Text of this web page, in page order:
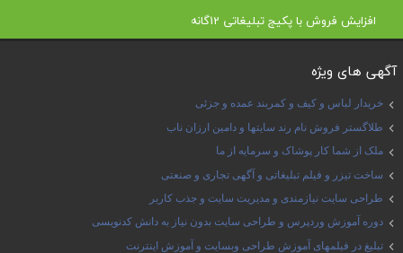
افزایش فروش با پکیج تبلیغاتی 12گانه
آگهی های ویژه
خریدار لباس و کیف و کمربند عمده و جزئی
طلاگستر فروش نام رند سایتها و دامین ارزان ناب
ملک از شما کار پوشاک و سرمایه از ما
ساخت تیزر و فیلم تبلیغاتی و آگهی تجاری و صنعتی
طراحی سایت نیازمندی و مدیریت سایت و جذب کاربر
دوره آموزش وردپرس و طراحی سایت بدون نیاز به دانش کدنویسی
تبلیغ در فیلمهای آموزش طراحی وبسایت و آموزش اینترنت